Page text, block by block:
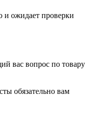
и ожидает проверки
вас вопрос по товару
обязательно вам